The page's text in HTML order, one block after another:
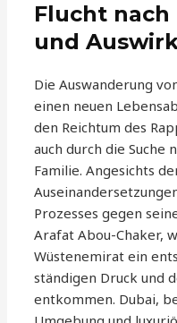
Flucht nach
und
Die Auswanderung
einen neuen
den Reichtum des
auch durch die Suche
Familie. Angesichts
Prozesses gegen
Arafat Abou-Chaker,
Wüstenemirat ein
ständigen Druck und
entkommen. Dubai,